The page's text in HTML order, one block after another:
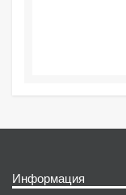
Информация